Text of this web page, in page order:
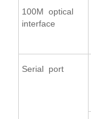
100M optical
interface
Serial port